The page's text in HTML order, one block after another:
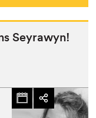
Seyrawyn!